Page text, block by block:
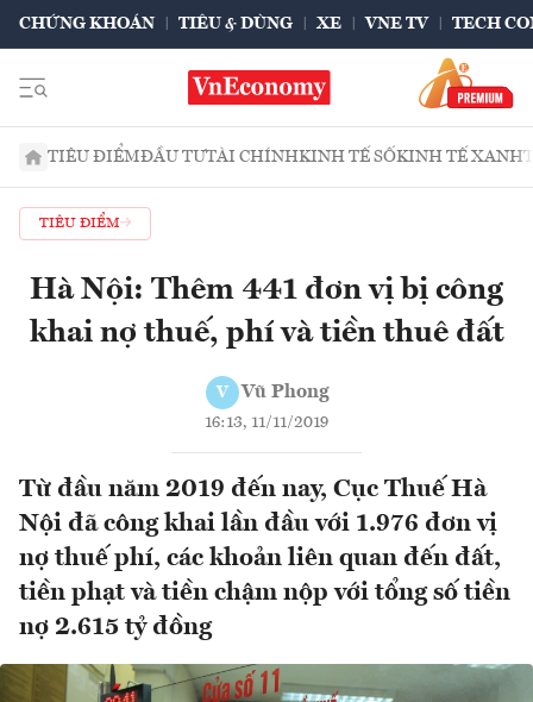
CHỨNG KHOÁN TIÊU & DÙNG XE VNE TV TECH
TIÊU ĐIỂMĐẦU TƯTÀI CHÍNHKINH TẾ SỐKINH TẾ XANH
TIÊU ĐIỂM
Hà Nội: Thêm 441 đơn vị bị công
khai nợ thuế, phí và tiền thuê đất
V Vũ Phong
16:13, 11/11/2019
Từ đầu năm 2019 đến nay, Cục Thuế Hà
Nội đã công khai lần đầu với 1.976 đơn vị
nợ thuế phí, các khoản liên quan đến đất,
tiền phạt và tiền chậm nộp với tổng số tiền
nợ 2.615 tỷ đồng